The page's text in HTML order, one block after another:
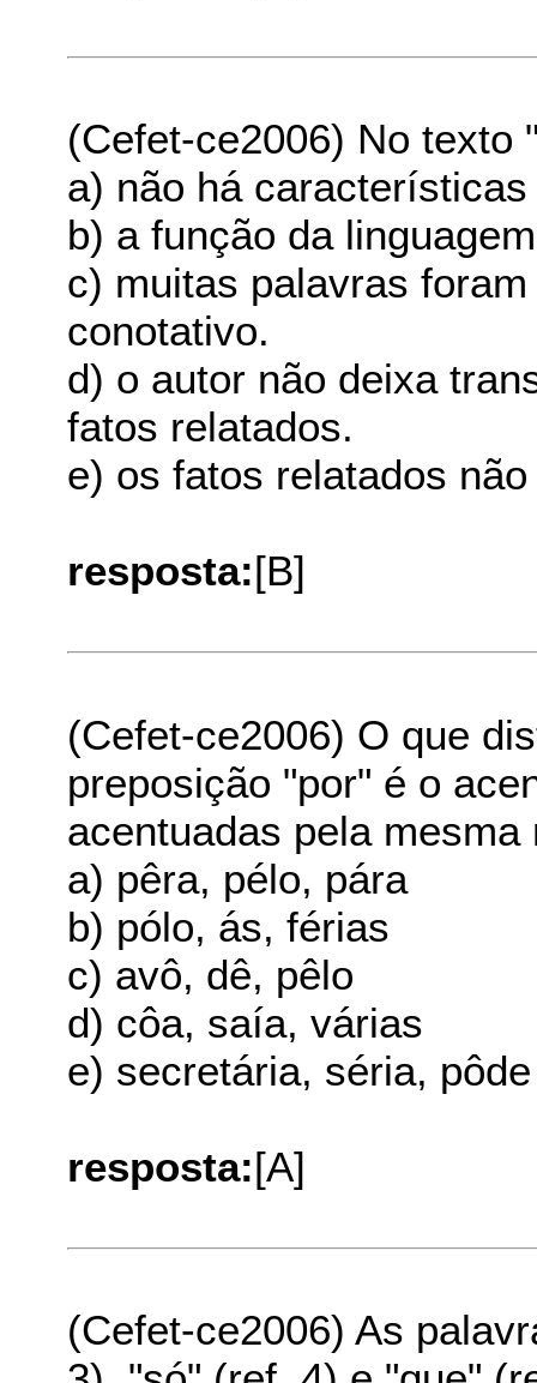
(Cefet-ce2006) No texto
a) não há
b) a função da
c) muitas palavras
conotativo.
d) o autor não deixa
fatos relatados.
e) os fatos relatados
resposta:[B]
(Cefet-ce2006) O que
preposição "por" é o
acentuadas pela mesma
a) pêra, pélo, pára
b) pólo, ás, férias
c) avô, dê, pêlo
d) côa, saía, várias
e) secretária, séria, pôde
resposta:[A]
(Cefet-ce2006) As